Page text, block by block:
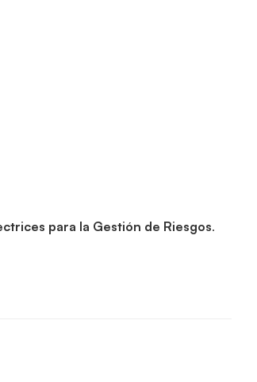
para la Gestión de Riesgos.